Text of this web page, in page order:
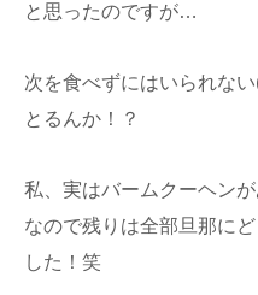
と思ったのですが…
次を食べずにはいられな
とるんか！？
私、実はバームクーヘン
なので残りは全部旦那に
した！笑